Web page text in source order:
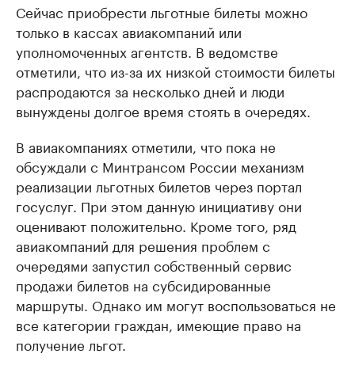
Сейчас приобрести льготные билеты можно
только в кассах авиакомпаний или
уполномоченных агентств. В ведомстве
отметили, что из-за их низкой стоимости билеты
распродаются за несколько дней и люди
вынуждены долгое время стоять в очередях.
В авиакомпаниях отметили, что пока не
обсуждали с Минтрансом России механизм
реализации льготных билетов через портал
госуслуг. При этом данную инициативу они
оценивают положительно. Кроме того, ряд
авиакомпаний для решения проблем с
очередями запустил собственный сервис
продажи билетов на субсидированные
маршруты. Однако им могут воспользоваться не
все категории граждан, имеющие право на
получение льгот.